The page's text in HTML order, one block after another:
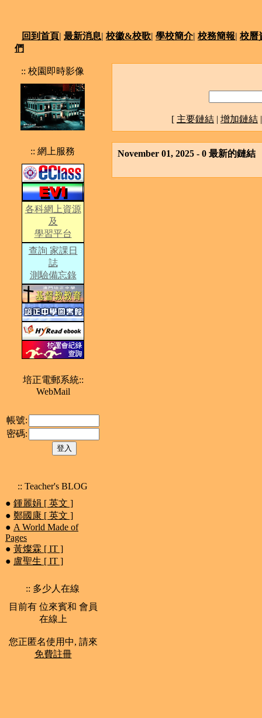
回到首頁| 最新消息| 校徽&校歌| 學校簡介| 校務簡報| 校曆
們
:: 校園即時影像
:: 網上服務
各科網上資源
及
學習平台
查詢 家課日
誌
測驗備忘錄
培正電郵系統::
WebMail
帳號:
密碼:
:: Teacher's BLOG
● 鍾麗娟 [ 英文 ]
● 鄭國康 [ 英文 ]
● A World Made of
Pages
● 黃燦霖 [ IT ]
● 盧聖生 [ IT ]
:: 多少人在線
目前有 位來賓和 會員
在線上
您正匿名使用中, 請來
免費註冊
[ 主要鏈結 | 增加鏈結
November 01, 2025 - 0 最新的鏈結